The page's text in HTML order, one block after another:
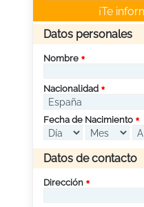
¡Te
Datos personales
Nombre
Nacionalidad
Fecha de Nacimiento
Datos de contacto
Dirección